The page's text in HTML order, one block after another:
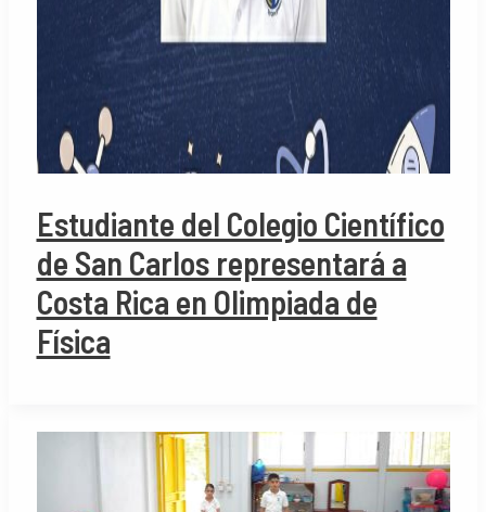
Estudiante del Colegio Científico
de San Carlos representará a
Costa Rica en Olimpiada de
Física